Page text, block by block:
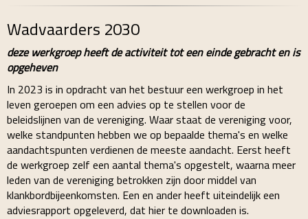
Wadvaarders 2030
deze werkgroep heeft de activiteit tot een einde gebracht en is
opgeheven
In 2023 is in opdracht van het bestuur een werkgroep in het
leven geroepen om een advies op te stellen voor de
beleidslijnen van de vereniging. Waar staat de vereniging voor,
welke standpunten hebben we op bepaalde thema's en welke
aandachtspunten verdienen de meeste aandacht. Eerst heeft
de werkgroep zelf een aantal thema's opgestelt, waarna meer
leden van de vereniging betrokken zijn door middel van
klankbordbijeenkomsten. Een en ander heeft uiteindelijk een
adviesrapport opgeleverd, dat hier te downloaden is.